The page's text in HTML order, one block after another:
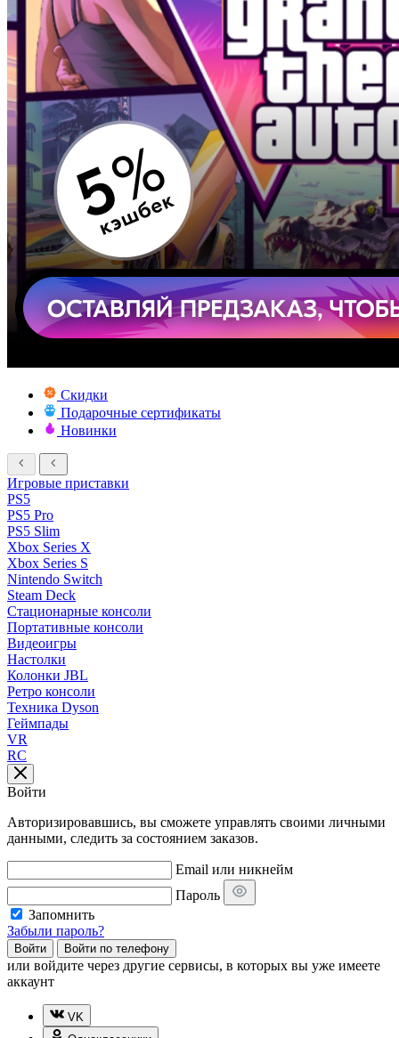
Скидки
Подарочные сертификаты
Новинки
Игровые приставки
PS5
PS5 Pro
PS5 Slim
Xbox Series X
Xbox Series S
Nintendo Switch
Steam Deck
Стационарные консоли
Портативные консоли
Видеоигры
Настолки
Колонки JBL
Ретро консоли
Техника Dyson
Геймпады
VR
RC
Войти
Авторизировавшись, вы сможете управлять своими личными
данными, следить за состоянием заказов.
Email или никнейм
Пароль
Запомнить
Забыли пароль?
Войти Войти по телефону
или войдите через другие сервисы, в которых вы уже имеете
аккаунт
VK